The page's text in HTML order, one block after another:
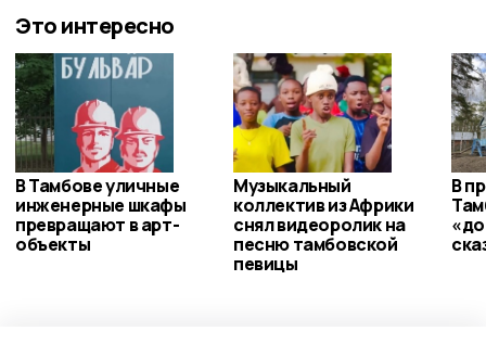
Это интересно
В Тамбове уличные
инженерные шкафы
превращают в арт-
объекты
Музыкальный
коллектив из Африки
снял видеоролик на
песню тамбовской
певицы
В